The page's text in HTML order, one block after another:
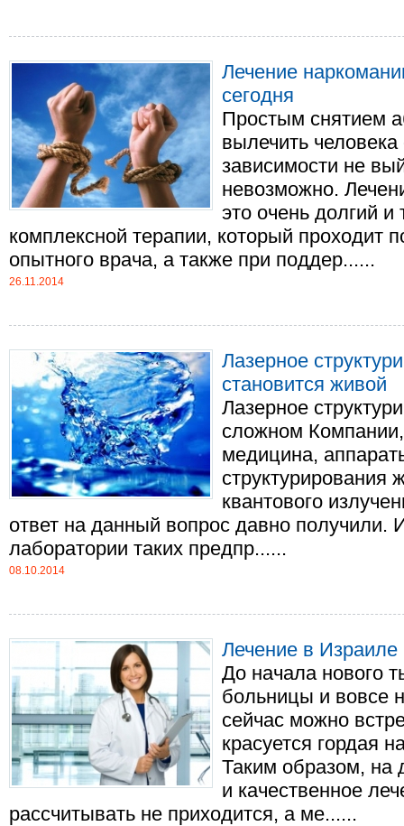
Лечение
сегодня
Простым снятием
вылечить человека
зависимости не
невозможно.
это очень долгий
комплексной терапии, который проходит
опытного врача, а также при поддер......
26.11.2014
Лазерное
становится живой
Лазерное
сложном
медицина,
структурирования
квантового
ответ на данный вопрос давно получили.
лаборатории таких предпр......
08.10.2014
Лечение в Израиле
До начала нового
больницы и вовсе
сейчас можно
красуется гордая
Таким образом, на
и качественное
рассчитывать не приходится, а ме......